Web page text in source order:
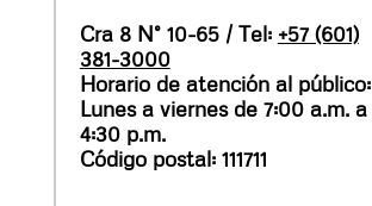
Cra 8 N° 10-65 / Tel: +57 (601)
381-3000
Horario de atención al público:
Lunes a viernes de 7:00 a.m. a
4:30 p.m.
Código postal: 111711